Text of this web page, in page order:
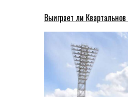
Выиграет ли